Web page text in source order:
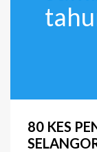
80 KES